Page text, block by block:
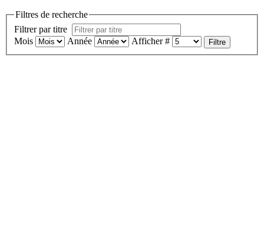
Filtres de recherche
Filtrer par titre
Mois
Année Afficher # Filtre